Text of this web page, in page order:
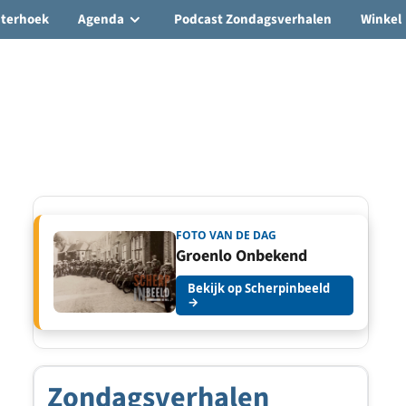
Agenda Podcast Zondagsverhalen Winkel
FOTO VAN DE DAG
Groenlo Onbekend
Bekijk op Scherpinbeeld
→